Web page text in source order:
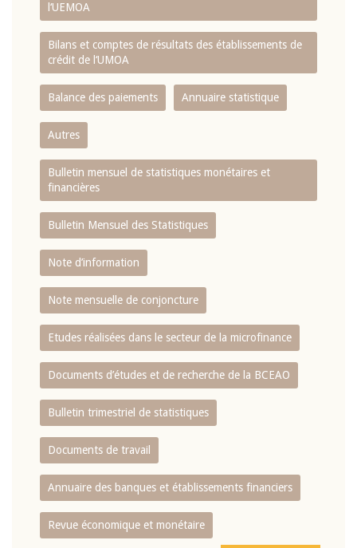
l‘UEMOA
Bilans et comptes de résultats des établissements de
crédit de l‘UMOA
Balance des paiements Annuaire statistique
Autres
Bulletin mensuel de statistiques monétaires et
financières
Bulletin Mensuel des Statistiques
Note d’information
Note mensuelle de conjoncture
Etudes réalisées dans le secteur de la microfinance
Documents d’études et de recherche de la BCEAO
Bulletin trimestriel de statistiques
Documents de travail
Annuaire des banques et établissements financiers
Revue économique et monétaire